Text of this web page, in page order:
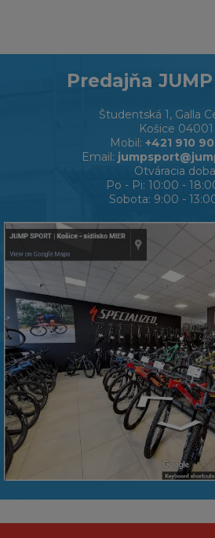
Predajňa JUMP
Študentská 1, Galla
Košice 04001
Mobil: +421 910
Email:
Otváracia
Po - Pi: 10:00 -
Sobota: 9:00 -